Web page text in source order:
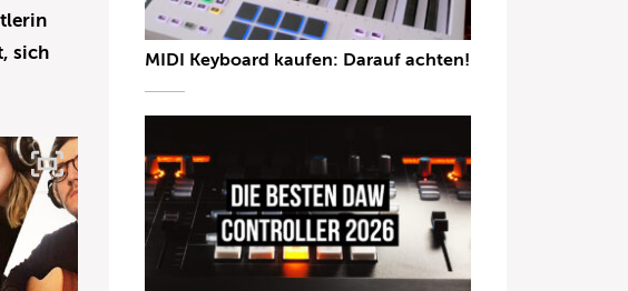
sich
MIDI Keyboard kaufen: Darauf achten!